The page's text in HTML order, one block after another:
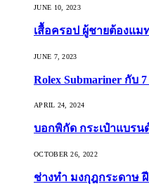
JUNE 10, 2023
เสื้อครอป ผู้ชายต้องแม
JUNE 7, 2023
Rolex Submariner กั
APRIL 24, 2024
บอกพิกัด กระเป๋าแบรน
OCTOBER 26, 2022
ช่างทำ มงกุฎกระดาษ